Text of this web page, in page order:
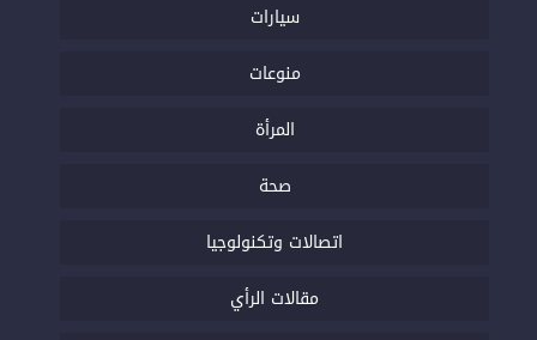
سيارات
منوعات
المرأة
صحة
اتصالات وتكنولوجيا
مقالات الرأي